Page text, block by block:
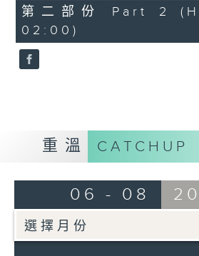
56
minutes,
9
seconds
第二部份 Part 2
02:00)
重溫 CATCHUP
06 - 08